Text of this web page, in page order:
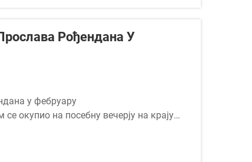
Рођендана У
у фебруару
окупио на посебну вечерју на крају